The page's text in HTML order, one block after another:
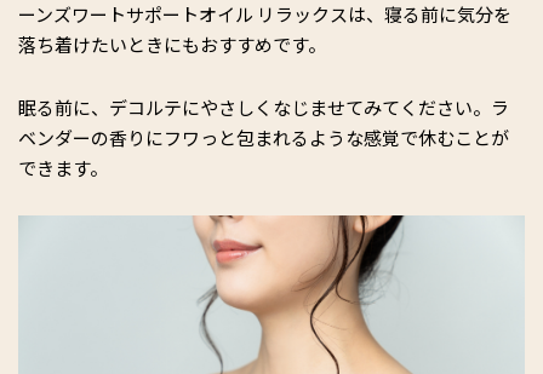
ーンズワートサポートオイル リラックスは、寝る前に気分を
落ち着けたいときにもおすすめです。
眠る前に、デコルテにやさしくなじませてみてください。ラ
ベンダーの香りにフワっと包まれるような感覚で休むことが
できます。